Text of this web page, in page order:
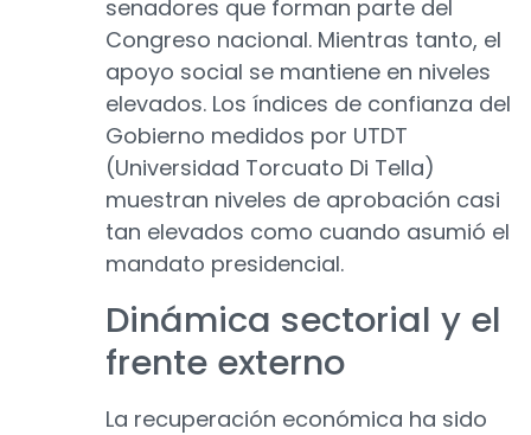
senadores que forman parte del
Congreso nacional. Mientras tanto, el
apoyo social se mantiene en niveles
elevados. Los índices de confianza del
Gobierno medidos por UTDT
(Universidad Torcuato Di Tella)
muestran niveles de aprobación casi
tan elevados como cuando asumió el
mandato presidencial.
Dinámica sectorial y el
frente externo
La recuperación económica ha sido